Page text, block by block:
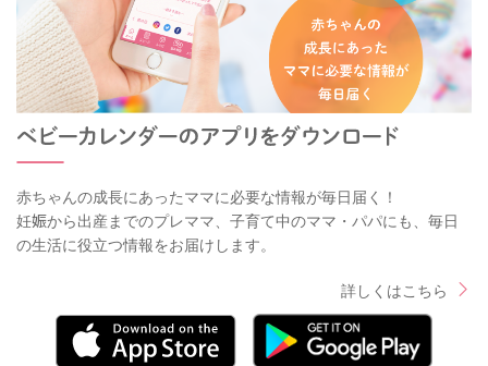
赤ちゃんの成長にあったママに必要な情報が毎日届く！
妊娠から出産までのプレママ、子育て中のママ・パパにも、毎日
の生活に役立つ情報をお届けします。
詳しくはこちら